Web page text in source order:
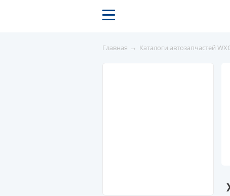
Главная → Каталоги автозапчастей